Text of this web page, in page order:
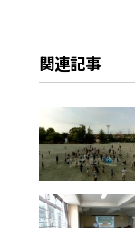
関連記事